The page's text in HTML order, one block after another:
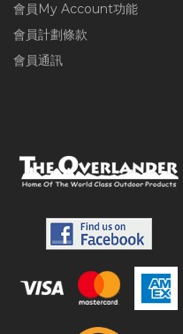
會員My Account功能
會員計劃條款
會員通訊